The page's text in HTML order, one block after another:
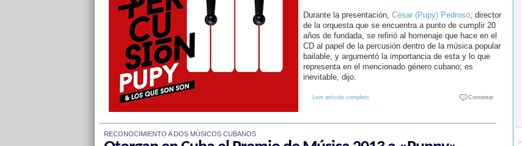
Durante la presentación, César (Pupy) Pedroso, director
de la orquesta que se encuentra a punto de cumplir 20
años de fundada, se refirió al homenaje que hace en el
CD al papel de la percusión dentro de la música popular
bailable, y argumentó la importancia de esta y lo que
representa en el mencionado género cubano; es
inevitable, dijo.
Leer artículo completo Comentar
RECONOCIMIENTO A DOS MÚSICOS CUBANOS